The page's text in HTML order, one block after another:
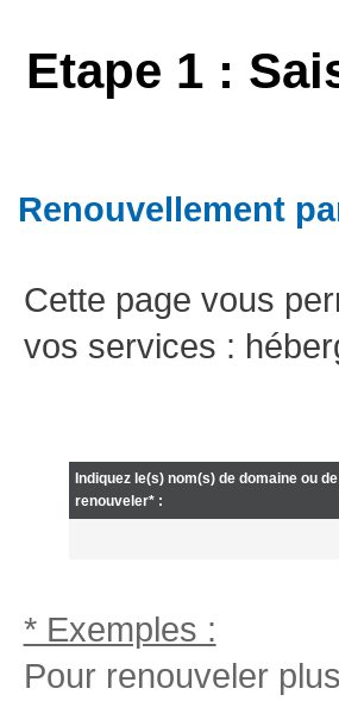
Etape 1 :
Renouvellement
Cette page vous
vos services :
Indiquez le(s) nom(s) de domaine ou
renouveler* :
* Exemples :
Pour renouveler